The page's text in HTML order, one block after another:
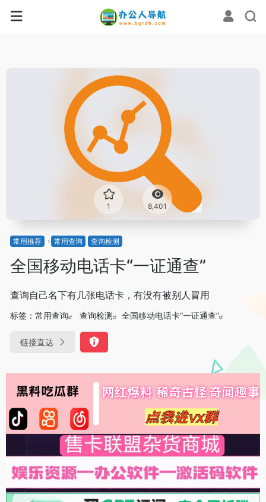
1 8,401
常用推荐 常用查询 查询检测
全国移动电话卡“一证通查”
查询自己名下有几张电话卡，有没有被别人冒用
标签： 常用查询 查询检测 全国移动电话卡“一证通查”
链接直达